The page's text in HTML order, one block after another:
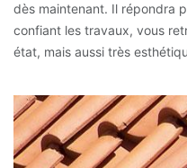
dès maintenant. Il répondra
confiant les travaux, vous
état, mais aussi très